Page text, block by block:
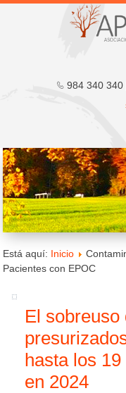
984 340
Está aquí: Inicio
Pacientes con EPOC
El sobreuso
hasta los
en 2024